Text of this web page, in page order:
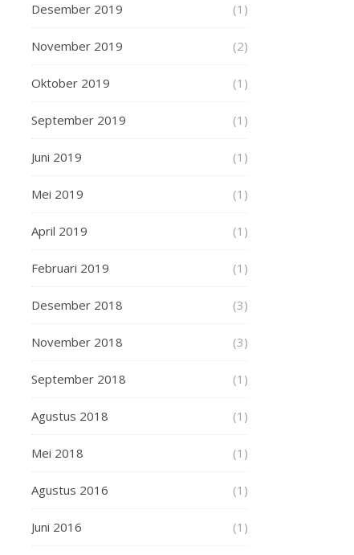
Desember 2019 (1)
November 2019 (2)
Oktober 2019 (1)
September 2019 (1)
Juni 2019 (1)
Mei 2019 (1)
April 2019 (1)
Februari 2019 (1)
Desember 2018 (3)
November 2018 (3)
September 2018 (1)
Agustus 2018 (1)
Mei 2018 (1)
Agustus 2016 (1)
Juni 2016 (1)